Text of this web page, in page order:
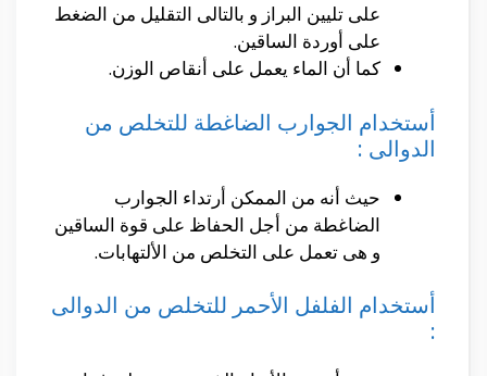
على تليين البراز و بالتالى التقليل من الضغط
على أوردة الساقين.
كما أن الماء يعمل على أنقاص الوزن.
أستخدام الجوارب الضاغطة للتخلص من
الدوالى :
حيث أنه من الممكن أرتداء الجوارب
الضاغطة من أجل الحفاظ على قوة الساقين
و هى تعمل على التخلص من الألتهابات.
أستخدام الفلفل الأحمر للتخلص من الدوالى
: